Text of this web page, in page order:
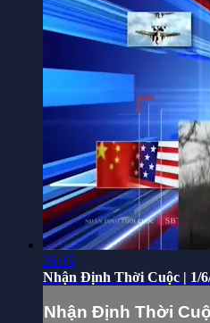
26:15
Nhận Định Thời Cuộc | 1/
Nhận Định Thời